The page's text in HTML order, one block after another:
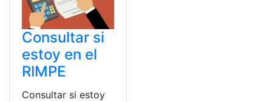
Consultar si
estoy en el
RIMPE
Consultar si estoy